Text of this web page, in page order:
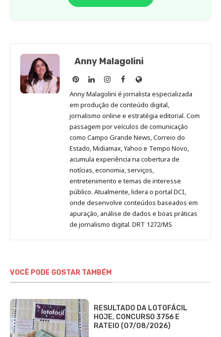
Anny Malagolini
Anny
Malagolini
no
Pinterest
Anny
Malagolini
no
LinkedIn
Anny
Malagolini
no
Instagram
Anny
Malagolini
no
Facebook
Site
de
Anny
Malagolini
Anny Malagolini é jornalista especializada
em produção de conteúdo digital,
jornalismo online e estratégia editorial. Com
passagem por veículos de comunicação
como Campo Grande News, Correio do
Estado, Midiamax, Yahoo e Tempo Novo,
acumula experiência na cobertura de
notícias, economia, serviços,
entretenimento e temas de interesse
público. Atualmente, lidera o portal DCI,
onde desenvolve conteúdos baseados em
apuração, análise de dados e boas práticas
de jornalismo digital. DRT 1272/MS
VOCÊ PODE GOSTAR TAMBÉM
RESULTADO DA LOTOFÁCIL
HOJE, CONCURSO 3756 E
RATEIO (07/08/2026)